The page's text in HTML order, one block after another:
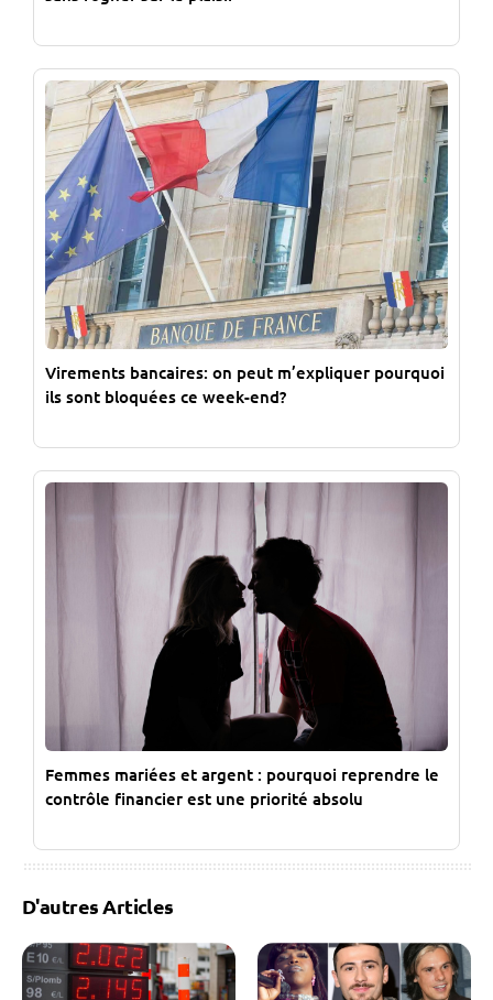
Virements bancaires: on peut m’expliquer pourquoi
ils sont bloquées ce week-end?
Femmes mariées et argent : pourquoi reprendre le
contrôle financier est une priorité absolu
D'autres Articles